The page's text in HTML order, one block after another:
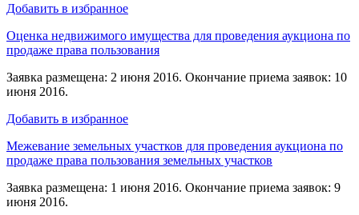
Добавить в избранное
Оценка недвижимого имущества для проведения аукциона по
продаже права пользования
Заявка размещена: 2 июня 2016. Окончание приема заявок: 10
июня 2016.
Добавить в избранное
Межевание земельных участков для проведения аукциона по
продаже права пользования земельных участков
Заявка размещена: 1 июня 2016. Окончание приема заявок: 9
июня 2016.